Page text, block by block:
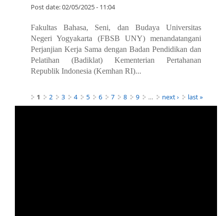
Post date:02/05/2025 - 11:04
Fakultas Bahasa, Seni, dan Budaya Universitas
Negeri Yogyakarta (FBSB UNY) menandatangani
Perjanjian Kerja Sama dengan Badan Pendidikan dan
Pelatihan (Badiklat) Kementerian Pertahanan
Republik Indonesia (Kemhan RI)...
Pages1 2 3 4 5 6 7 8 9 … next › last »